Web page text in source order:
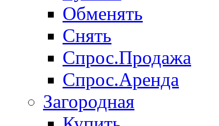
Обменять
Снять
Спрос.Продажа
Спрос.Аренда
Загородная